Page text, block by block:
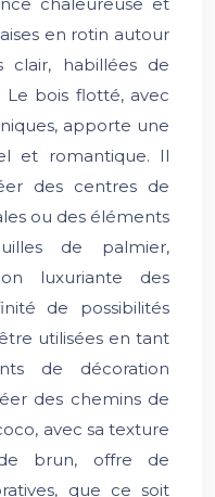
en rotin autour
clair, habillées de
Le bois flotté, avec
apporte une
et romantique. Il
des centres de
ou des éléments
de palmier,
luxuriante des
de possibilités
utilisées en tant
de décoration
des chemins de
avec sa texture
brun, offre de
que ce soit